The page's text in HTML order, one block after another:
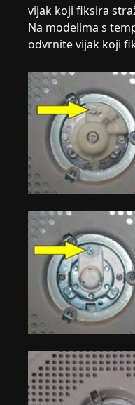
vijak koji fiksira
Na modelima s
odvrnite vijak koji